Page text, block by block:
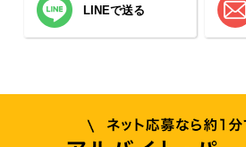
LINEで送る